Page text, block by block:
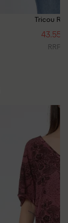
Tricou
43.55
RRP: